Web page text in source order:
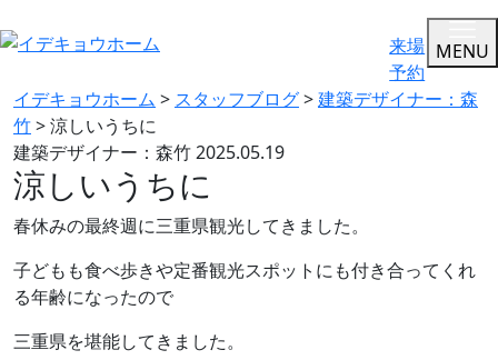
来場
予約
MENU
イデキョウホーム > スタッフブログ>建築デザイナー：森
竹>涼しいうちに
建築デザイナー：森竹2025.05.19
涼しいうちに
春休みの最終週に三重県観光してきました。
子どもも食べ歩きや定番観光スポットにも付き合ってくれ
る年齢になったので
三重県を堪能してきました。